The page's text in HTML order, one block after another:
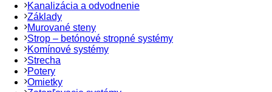
Kanalizácia a odvodnenie
Základy
Murované steny
Strop – betónové stropné systémy
Komínové systémy
Strecha
Potery
Omietky